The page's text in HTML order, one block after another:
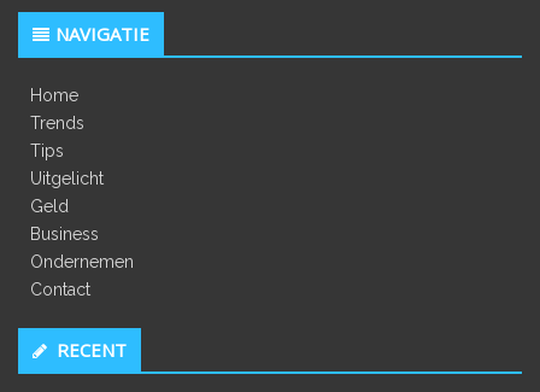
NAVIGATIE
Home
Trends
Tips
Uitgelicht
Geld
Business
Ondernemen
Contact
RECENT